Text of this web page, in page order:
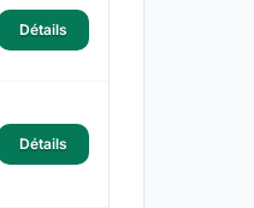
Détails
Détails